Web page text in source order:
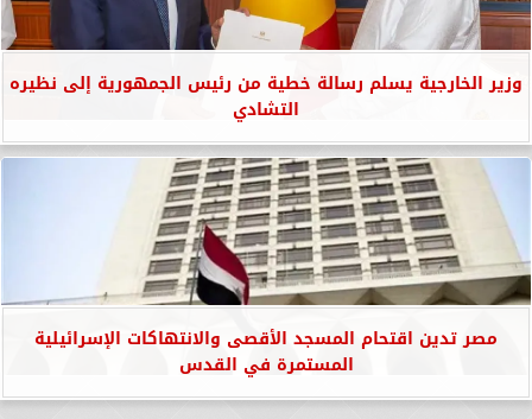
وزير الخارجية يسلم رسالة خطية من رئيس الجمهورية إلى نظيره
التشادي
مصر تدين اقتحام المسجد الأقصى والانتهاكات الإسرائيلية
المستمرة في القدس